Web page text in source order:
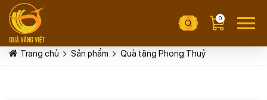
0
Trang chủ Sản phẩm Quà tặng Phong Thuỷ